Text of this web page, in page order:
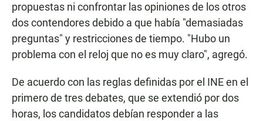
propuestas ni confrontar las opiniones de los otros
dos contendores debido a que había "demasiadas
preguntas" y restricciones de tiempo. "Hubo un
problema con el reloj que no es muy claro", agregó.
De acuerdo con las reglas definidas por el INE en el
primero de tres debates, que se extendió por dos
horas, los candidatos debían responder a las